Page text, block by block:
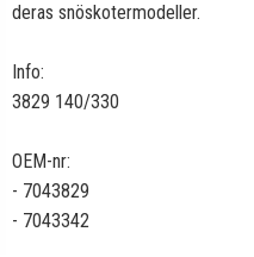
deras snöskotermodeller.
Info:
3829 140/330
OEM-nr:
- 7043829
- 7043342